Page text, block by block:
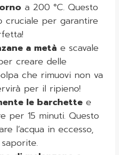
a 200 °C. Questo
cruciale per garantire
a metà e scavale
creare delle
che rimuovi non va
per il ripieno!
le barchette e
per 15 minuti. Questo
l’acqua in eccesso,